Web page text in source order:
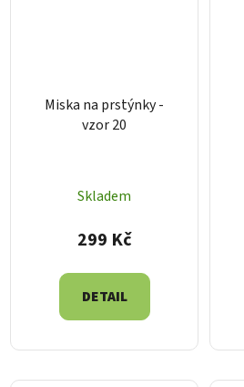
Miska na prstýnky -
vzor 20
Skladem
299 Kč
DETAIL